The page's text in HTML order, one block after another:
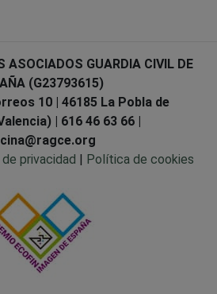
ASOCIADOS GUARDIA CIVIL DE
(G23793615)
10 | 46185 La Pobla de
| 616 46 63 66 |
privacidad | Política de cookies